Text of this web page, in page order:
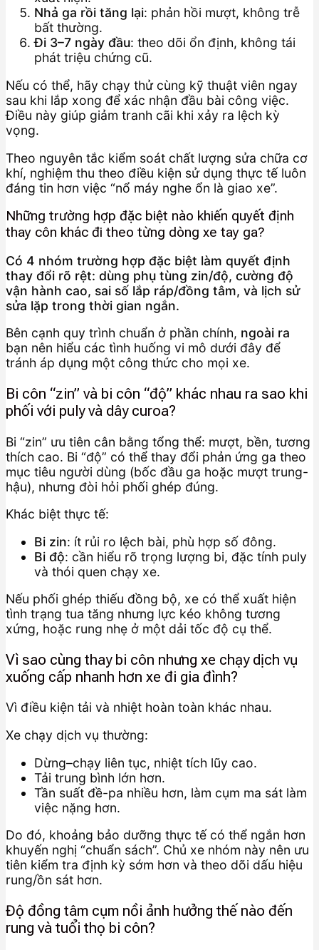
Nhả ga rồi tăng lại: phản hồi mượt, không trễ
bất thường.
Đi 3–7 ngày đầu: theo dõi ổn định, không tái
phát triệu chứng cũ.
Nếu có thể, hãy chạy thử cùng kỹ thuật viên ngay
sau khi lắp xong để xác nhận đầu bài công việc.
Điều này giúp giảm tranh cãi khi xảy ra lệch kỳ
vọng.
Theo nguyên tắc kiểm soát chất lượng sửa chữa cơ
khí, nghiệm thu theo điều kiện sử dụng thực tế luôn
đáng tin hơn việc “nổ máy nghe ổn là giao xe”.
Những trường hợp đặc biệt nào khiến quyết định
thay côn khác đi theo từng dòng xe tay ga?
Có 4 nhóm trường hợp đặc biệt làm quyết định
thay đổi rõ rệt: dùng phụ tùng zin/độ, cường độ
vận hành cao, sai số lắp ráp/đồng tâm, và lịch sử
sửa lặp trong thời gian ngắn.
Bên cạnh quy trình chuẩn ở phần chính, ngoài ra
bạn nên hiểu các tình huống vi mô dưới đây để
tránh áp dụng một công thức cho mọi xe.
Bi côn “zin” và bi côn “độ” khác nhau ra sao khi
phối với puly và dây curoa?
Bi “zin” ưu tiên cân bằng tổng thể: mượt, bền, tương
thích cao. Bi “độ” có thể thay đổi phản ứng ga theo
mục tiêu người dùng (bốc đầu ga hoặc mượt trung-
hậu), nhưng đòi hỏi phối ghép đúng.
Khác biệt thực tế:
Bi zin: ít rủi ro lệch bài, phù hợp số đông.
Bi độ: cần hiểu rõ trọng lượng bi, đặc tính puly
và thói quen chạy xe.
Nếu phối ghép thiếu đồng bộ, xe có thể xuất hiện
tình trạng tua tăng nhưng lực kéo không tương
xứng, hoặc rung nhẹ ở một dải tốc độ cụ thể.
Vì sao cùng thay bi côn nhưng xe chạy dịch vụ
xuống cấp nhanh hơn xe đi gia đình?
Vì điều kiện tải và nhiệt hoàn toàn khác nhau.
Xe chạy dịch vụ thường:
Dừng–chạy liên tục, nhiệt tích lũy cao.
Tải trung bình lớn hơn.
Tần suất đề-pa nhiều hơn, làm cụm ma sát làm
việc nặng hơn.
Do đó, khoảng bảo dưỡng thực tế có thể ngắn hơn
khuyến nghị “chuẩn sách”. Chủ xe nhóm này nên ưu
tiên kiểm tra định kỳ sớm hơn và theo dõi dấu hiệu
rung/ồn sát hơn.
Độ đồng tâm cụm nồi ảnh hưởng thế nào đến
rung và tuổi thọ bi côn?